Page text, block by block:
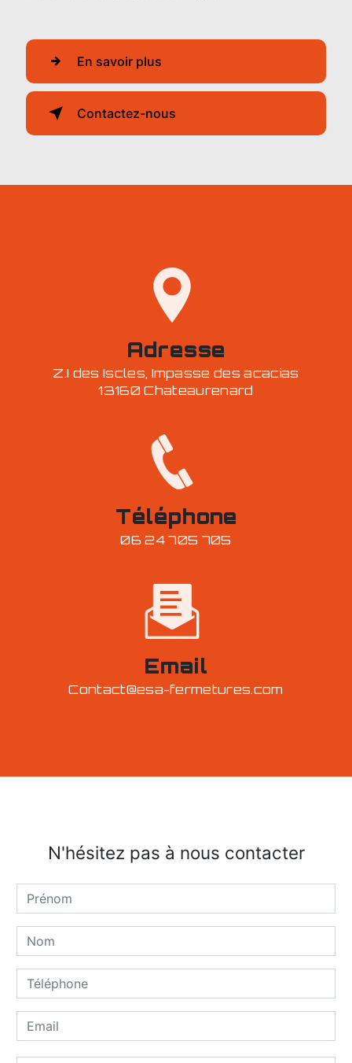
En savoir plus
Contactez-nous
Adresse
Z.I des Iscles, Impasse des acacias
13160 Chateaurenard
Téléphone
06 24 705 705
Email
contact@esa-fermetures.com
N'hésitez pas à nous contacter